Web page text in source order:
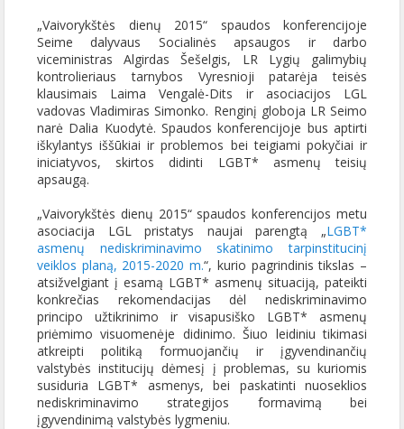
„Vaivorykštės dienų 2015“ spaudos konferencijoje
Seime dalyvaus Socialinės apsaugos ir darbo
viceministras Algirdas Šešelgis, LR Lygių galimybių
kontrolieriaus tarnybos Vyresnioji patarėja teisės
klausimais Laima Vengalė-Dits ir asociacijos LGL
vadovas Vladimiras Simonko. Renginį globoja LR Seimo
narė Dalia Kuodytė. Spaudos konferencijoje bus aptirti
iškylantys iššūkiai ir problemos bei teigiami pokyčiai ir
iniciatyvos, skirtos didinti LGBT* asmenų teisių
apsaugą.
„Vaivorykštės dienų 2015“ spaudos konferencijos metu
asociacija LGL pristatys naujai parengtą „LGBT*
asmenų nediskriminavimo skatinimo tarpinstitucinį
veiklos planą, 2015-2020 m.“, kurio pagrindinis tikslas –
atsižvelgiant į esamą LGBT* asmenų situaciją, pateikti
konkrečias rekomendacijas dėl nediskriminavimo
principo užtikrinimo ir visapusiško LGBT* asmenų
priėmimo visuomenėje didinimo. Šiuo leidiniu tikimasi
atkreipti politiką formuojančių ir įgyvendinančių
valstybės institucijų dėmesį į problemas, su kuriomis
susiduria LGBT* asmenys, bei paskatinti nuoseklios
nediskriminavimo strategijos formavimą bei
įgyvendinimą valstybės lygmeniu.